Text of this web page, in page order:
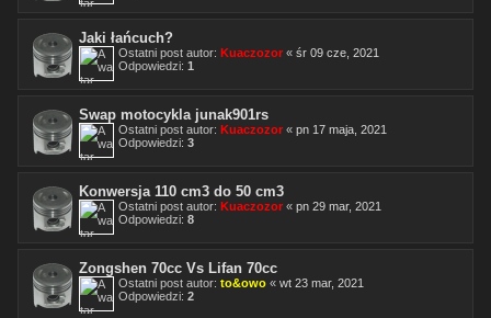
Jaki łańcuch?
Ostatni post autor: Kuaczozor « śr 09 cze, 2021
Odpowiedzi: 1
Swap motocykla junak901rs
Ostatni post autor: Kuaczozor « pn 17 maja, 2021
Odpowiedzi: 3
Konwersja 110 cm3 do 50 cm3
Ostatni post autor: Kuaczozor « pn 29 mar, 2021
Odpowiedzi: 8
Zongshen 70cc Vs Lifan 70cc
Ostatni post autor: to&owo « wt 23 mar, 2021
Odpowiedzi: 2